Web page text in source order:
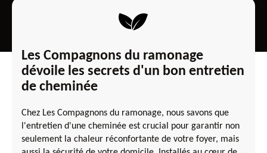
Les Compagnons du ramonage
dévoile les secrets d'un bon entretien
de cheminée
Chez Les Compagnons du ramonage, nous savons que
l'entretien d'une cheminée est crucial pour garantir non
seulement la chaleur réconfortante de votre foyer, mais